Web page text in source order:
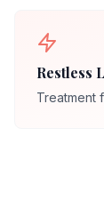
Restless
Treatment